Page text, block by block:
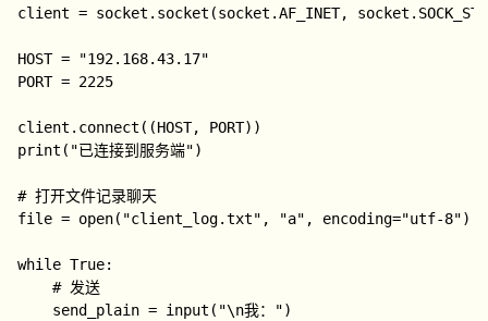
client = socket.socket(socket.AF_INET,
HOST = "192.168.43.17"
PORT = 2225
client.connect((HOST, PORT))
print("已连接到服务端")
# 打开文件记录聊天
file = open("client_log.txt", "a", encoding="utf-8")
while True:
    # 发送
    send_plain = input("\n我：")